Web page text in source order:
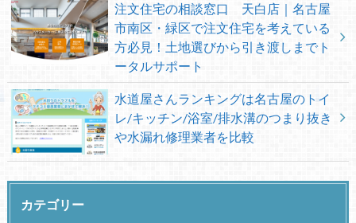
注文住宅の相談窓口 天白店｜名古屋
市南区・緑区で注文住宅を考えている
方必見！土地選びから引き渡しまでト
ータルサポート
水道屋さんランキングは名古屋のトイ
レ/キッチン/浴室/排水溝のつまり抜き
や水漏れ修理業者を比較
カテゴリー